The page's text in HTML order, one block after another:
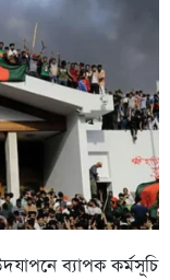
ব্যাপক কর্মসূচি